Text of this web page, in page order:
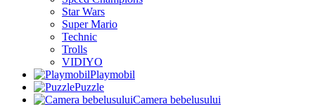
Star Wars
Super Mario
Technic
Trolls
VIDIYO
Playmobil
Puzzle
Camera bebelusului